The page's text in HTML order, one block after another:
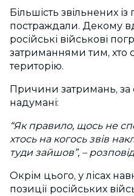
Більшість звільнених
постраждали. Декому
російські військові
затриманнями тим, хто
територію.
Причини затримань, за
надумані:
“Як правило, щось не
хтось на когось звів
туди зайшов”, –
Окрім цього, у лісах
позиції російських